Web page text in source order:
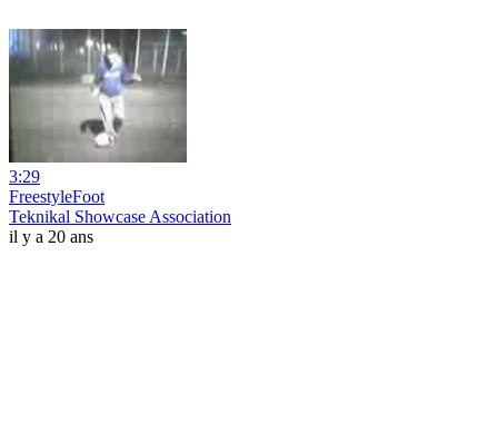
3:29
FreestyleFoot
Teknikal Showcase Association
il y a 20 ans